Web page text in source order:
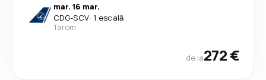
mar. 16 mar.
CDG-SCV· 1 escală
Tarom
de la272 €